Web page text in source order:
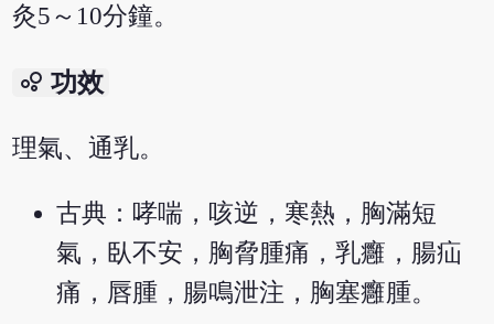
灸5～10分鐘。
bubble_chart 功效
理氣、通乳。
古典：哮喘，咳逆，寒熱，胸滿短
氣，臥不安，胸脅腫痛，乳癰，腸疝
痛，唇腫，腸鳴泄注，胸塞癰腫。